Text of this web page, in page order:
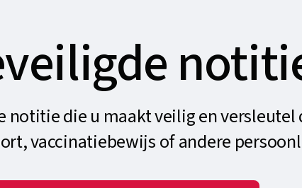
notitie die u maakt veilig en versleutel
vaccinatiebewijs of andere